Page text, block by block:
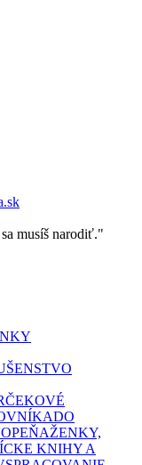
musíš narodiť."
DO
PEŇAŽENKY,
KNIHY A